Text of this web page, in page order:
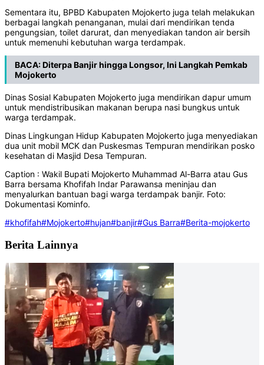
Sementara itu, BPBD Kabupaten Mojokerto juga telah melakukan
berbagai langkah penanganan, mulai dari mendirikan tenda
pengungsian, toilet darurat, dan menyediakan tandon air bersih
untuk memenuhi kebutuhan warga terdampak.
BACA:Diterpa Banjir hingga Longsor, Ini Langkah Pemkab
Mojokerto
Dinas Sosial Kabupaten Mojokerto juga mendirikan dapur umum
untuk mendistribusikan makanan berupa nasi bungkus untuk
warga terdampak.
Dinas Lingkungan Hidup Kabupaten Mojokerto juga menyediakan
dua unit mobil MCK dan Puskesmas Tempuran mendirikan posko
kesehatan di Masjid Desa Tempuran.
Caption : Wakil Bupati Mojokerto Muhammad Al-Barra atau Gus
Barra bersama Khofifah Indar Parawansa meninjau dan
menyalurkan bantuan bagi warga terdampak banjir. Foto:
Dokumentasi Kominfo.
#khofifah#Mojokerto#hujan#banjir#Gus Barra#Berita-mojokerto
Berita Lainnya